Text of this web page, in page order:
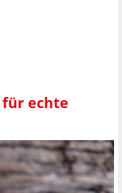
echte